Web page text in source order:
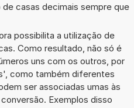
casas decimais sempre que
possibilita a utilização de
Como resultado, não só é
uns com os outros, por
como também diferentes
ser associadas umas às
Exemplos disso